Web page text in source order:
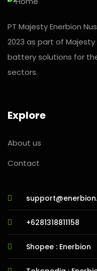
PT Majesty Enerbion
2023 as part of
battery solutions for
sectors.
Explore
About us
Contact
+6281318811158
Shopee : Enerbion